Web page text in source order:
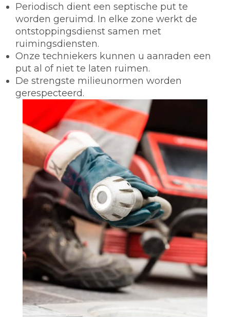
Periodisch dient een septische put te
worden geruimd. In elke zone werkt de
ontstoppingsdienst samen met
ruimingsdiensten.
Onze techniekers kunnen u aanraden een
put al of niet te laten ruimen.
De strengste milieunormen worden
gerespecteerd.